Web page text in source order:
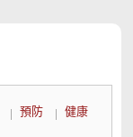
預防
健康